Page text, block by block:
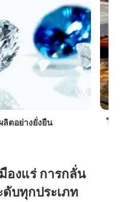
ตอย่างยั่งยืน โครงก
องแร่ การกลั่น
ดับทุกประเภท